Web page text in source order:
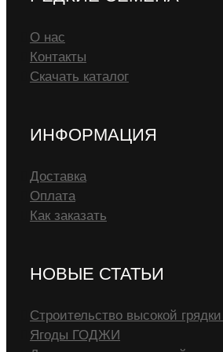
О нас
Контакты
Скачать каталог
ИНФОРМАЦИЯ
Доставка
Оплата
Как заказать
НОВЫЕ СТАТЬИ
Строительство высокой
Ягоды ГОДЖИ